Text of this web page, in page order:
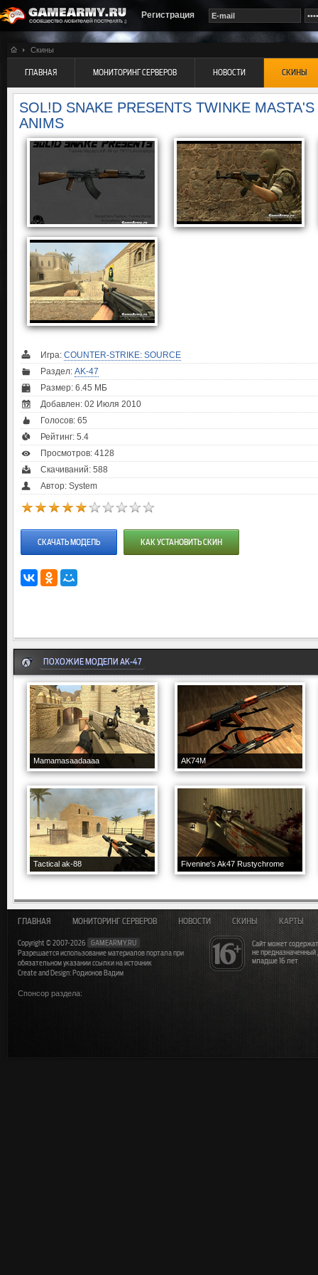
Регистрация
Скины
ГЛАВНАЯ МОНИТОРИНГ СЕРВЕРОВ НОВОСТИ СКИНЫ
SOL!D SNAKE PRESENTS TWINKE
ANIMS
Игра: COUNTER-STRIKE: SOURCE
Раздел: AK-47
Размер: 6.45 МБ
Добавлен: 02 Июля 2010
Голосов: 65
Рейтинг: 5.4
Просмотров: 4128
Скачиваний: 588
Автор: System
СКАЧАТЬ МОДЕЛЬ КАК УСТАНОВИТЬ СКИН
ПОХОЖИЕ МОДЕЛИ AK-47
Mamamasaadaaaa AK74M
Tactical ak-88 Fivenine's Ak47 Rustychrome
Сайт может
не
младше 16 лет
ГЛАВНАЯ МОНИТОРИНГ СЕРВЕРОВ НОВОСТИ СКИНЫ КАРТЫ
Copyright © 2007-2026
GAMEARMY.RU
Разрешается использование материалов портала при
обязательном указании ссылки на источник
Create and Design: Родионов Вадим
Спонсор раздела: